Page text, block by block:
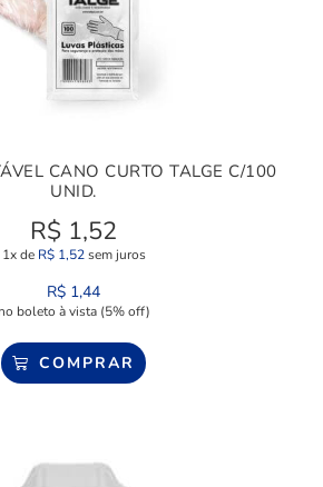
CANO CURTO TALGE C/100
UNID.
R$ 1,52
1x de R$1,52sem juros
R$ 1,44
no boleto à vista (5% off)
COMPRAR